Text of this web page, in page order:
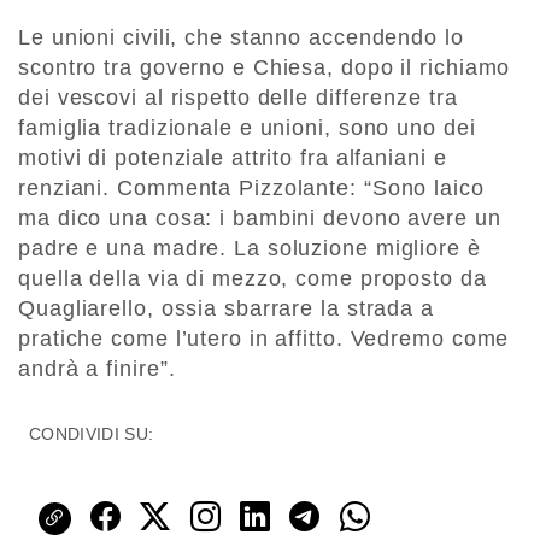
Le unioni civili, che stanno accendendo lo
scontro tra governo e Chiesa, dopo il richiamo
dei vescovi al rispetto delle differenze tra
famiglia tradizionale e unioni, sono uno dei
motivi di potenziale attrito fra alfaniani e
renziani. Commenta Pizzolante: “Sono laico
ma dico una cosa: i bambini devono avere un
padre e una madre. La soluzione migliore è
quella della via di mezzo, come proposto da
Quagliarello, ossia sbarrare la strada a
pratiche come l’utero in affitto. Vedremo come
andrà a finire”.
CONDIVIDI SU: